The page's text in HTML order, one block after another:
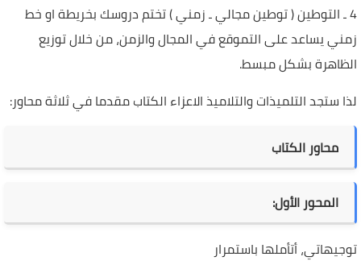
4 ـ التوطين ( توطين مجالي ـ زمني ) تختم دروسك بخريطة او خط
زمني يساعد على التموقع في المجال والزمن، من خلال توزيع
الظاهرة بشكل مبسط.
لذا ستجد التلميذات والتلاميذ الاعزاء الكتاب مقدما في ثلاثة محاور:
محاور الكتاب
المحور الأول:
توجيهاتي، أتأملها باستمرار